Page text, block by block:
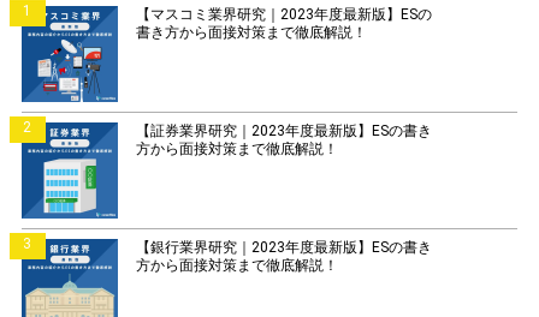
1
【マスコミ業界研究｜2023年度最新版】ESの
書き方から面接対策まで徹底解説！
2
【証券業界研究｜2023年度最新版】ESの書き
方から面接対策まで徹底解説！
3
【銀行業界研究｜2023年度最新版】ESの書き
方から面接対策まで徹底解説！